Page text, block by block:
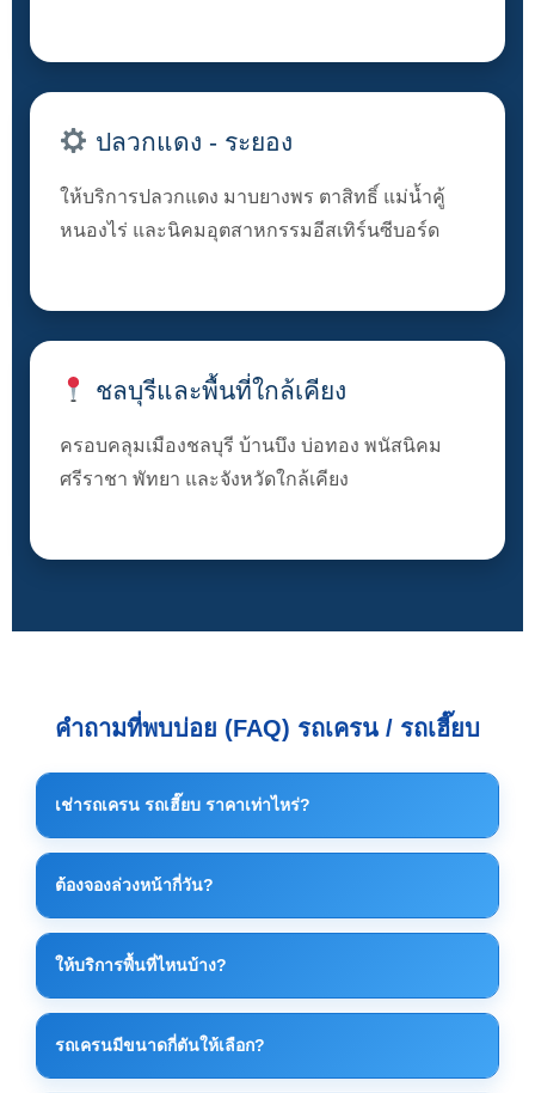
ปลวกแดง - ระยอง
ให้บริการปลวกแดง มาบยางพร ตาสิทธิ์ แม่น้ำคู้
หนองไร่ และนิคมอุตสาหกรรมอีสเทิร์นซีบอร์ด
ชลบุรีและพื้นที่ใกล้เคียง
ครอบคลุมเมืองชลบุรี บ้านบึง บ่อทอง พนัสนิคม
ศรีราชา พัทยา และจังหวัดใกล้เคียง
คำถามที่พบบ่อย (FAQ) รถเครน / รถเฮี๊ยบ
เช่ารถเครน รถเฮี๊ยบ ราคาเท่าไหร่?
และหน้างานจริง โดยทั่วไป รถเครนเริ่มต้นประมาณ
7,500 บาท/วัน และรถเฮี๊ยบเริ่มต้นประมาณ 5,000 บาท/
วัน แนะนำให้ติดต่อเพื่อประเมินราคาที่เหมาะสมที่สุด
ต้องจองล่วงหน้ากี่วัน?
ควรจองล่วงหน้าอย่างน้อย 1–3 วัน เพื่อจัดคิวรถและ
เตรียมอุปกรณ์ให้เหมาะสมกับงาน แต่กรณีงานด่วน
สามารถสอบถามได้ทันที
ให้บริการพื้นที่ไหนบ้าง?
ฉบัง และพื้นที่นิคมอุตสาหกรรมใกล้เคียง
รถเครนมีขนาดกี่ตันให้เลือก?